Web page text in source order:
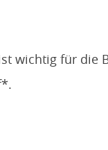
wichtig für die